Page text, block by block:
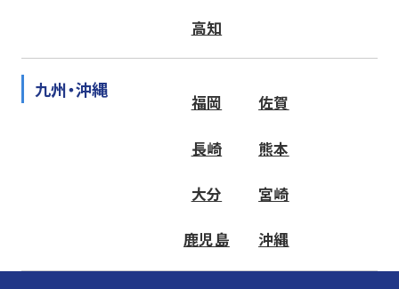
高知
九州・沖縄
福岡 佐賀
長崎 熊本
大分 宮崎
鹿児島 沖縄